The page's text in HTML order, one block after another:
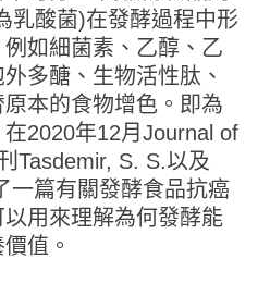
乳酸菌)在發酵過程中形
如細菌素、乙醇、乙
多醣、生物活性肽、
本的食物增色。即為
2020年12月Journal of
Tasdemir, S. S.以及
一篇有關發酵食品抗癌
用來理解為何發酵能
值。